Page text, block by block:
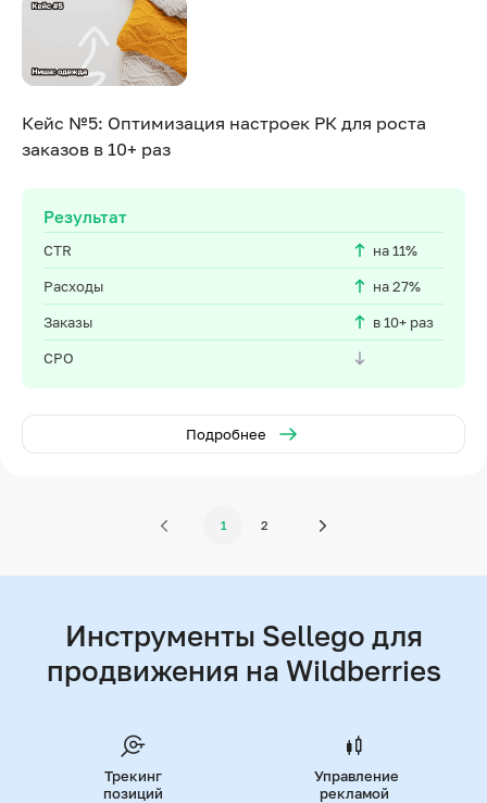
Кейс №5: Оптимизация настроек РК для роста
заказов в 10+ раз
Результат
CTR на 11%
Расходы на 27%
Заказы в 10+ раз
CPO
Подробнее
1 2
Инструменты Sellego для
продвижения на Wildberries
Трекинг
позиций
Управление
рекламой